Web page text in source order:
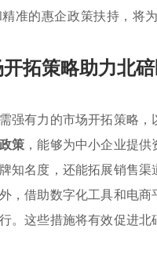
准的惠企政策扶持，将
拓策略助力北
强有力的市场开拓策略
策 ，能够为中小企业提
知名度，还能拓展销售
，借助数字化工具和电
。这些措施将有效促进